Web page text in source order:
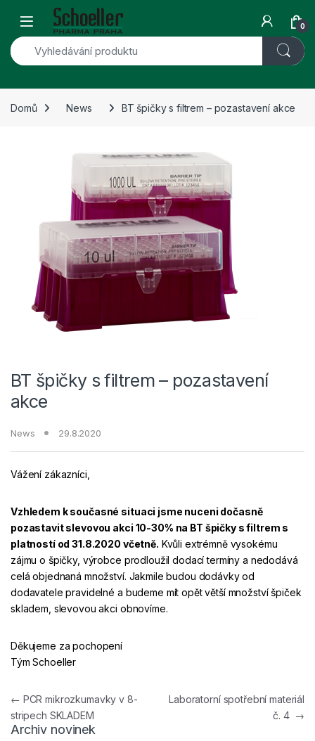
Skip to navigation
Skip to content
Open 0
Domů News BT špičky s filtrem – pozastavení akce
BT špičky s filtrem – pozastavení
akce
News 29.8.2020
Vážení zákazníci,
Vzhledem k současné situaci jsme nuceni dočasně
pozastavit slevovou akci 10-30% na BT špičky s filtrem s
platností od 31.8.2020 včetně. Kvůli extrémně vysokému
zájmu o špičky, výrobce prodloužil dodací termíny a nedodává
celá objednaná množství. Jakmile budou dodávky od
dodavatele pravidelné a budeme mít opět větší množství špiček
skladem, slevovou akci obnovíme.
Děkujeme za pochopení
Tým Schoeller
Navigace pro příspěvek
← PCR mikrozkumavky v 8-
stripech SKLADEM
Laboratorní spotřební materiál
č. 4 →
Archiv novinek